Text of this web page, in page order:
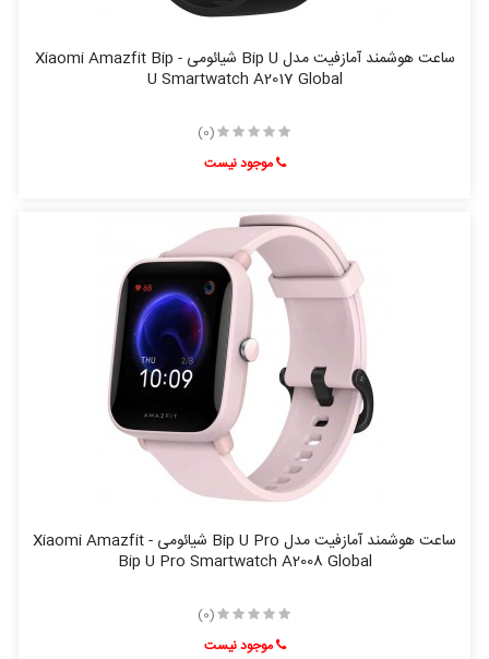
ساعت هوشمند آمازفیت مدل Bip U شیائومی - Xiaomi Amazfit Bip
U Smartwatch A2017 Global
(0)
موجود نیست
ساعت هوشمند آمازفیت مدل Bip U Pro شیائومی - Xiaomi Amazfit
Bip U Pro Smartwatch A2008 Global
(0)
موجود نیست